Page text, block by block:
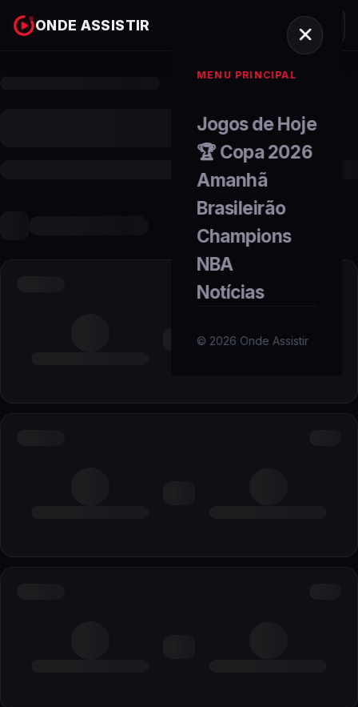
ONDE ASSISTIR
MENU PRINCIPAL
Jogos de Hoje
🏆 Copa 2026
Amanhã
Brasileirão
Champions
NBA
Notícias
© 2026 Onde Assistir